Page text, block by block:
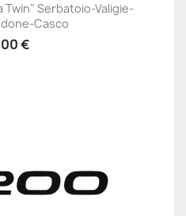
Twin" Serbatoio-Valigie-
Casco
€